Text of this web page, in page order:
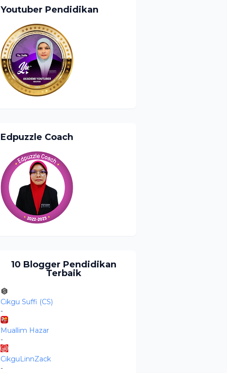
Youtuber Pendidikan
Edpuzzle Coach
10 Blogger Pendidikan
Terbaik
Cikgu Suffi (CS)
-
Muallim Hazar
-
CikguLinnZack
-